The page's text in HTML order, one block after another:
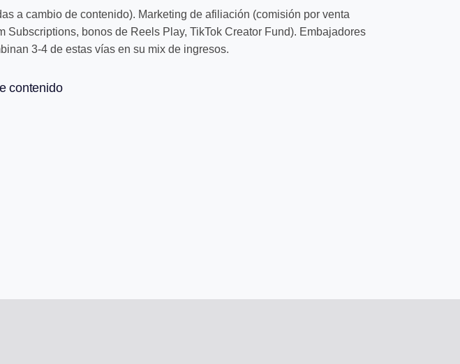
a cambio de contenido). Marketing de afiliación (comisión por venta
bonos de Reels Play, TikTok Creator Fund). Embajadores
3-4 de estas vías en su mix de ingresos.
contenido